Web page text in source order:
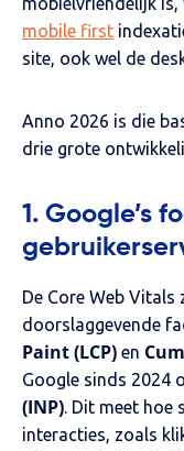
mobile first
site, ook wel de
Anno 2026 is die
drie grote
1. Google’s
De Core Web
doorslaggevende
Paint (LCP) en
Google sinds 2024
(INP). Dit meet hoe
interacties, zoals